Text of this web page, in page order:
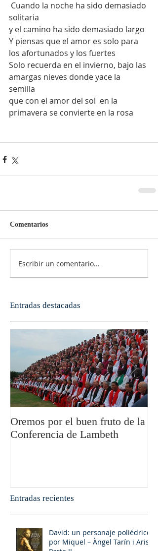
solitaria
y el camino ha sido demasiado largo
Y piensas que el amor es solo para
los afortunados y los fuertes
Solo recuerda en el invierno, bajo las
amargas nieves donde yace la
semilla
que con el amor del sol  en la
primavera se convierte en la rosa
Comentarios
Escribir un comentario...
Entradas destacadas
Oremos por el buen fruto de la
Conferencia de Lambeth
Entradas recientes
David: un personaje poliédrico,
por Miquel – Àngel Tarín i Arisó